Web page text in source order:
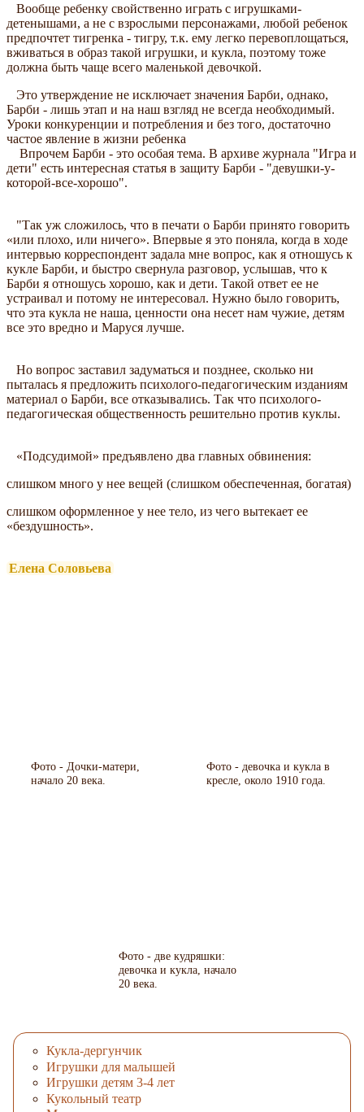
Вообще ребенку свойственно играть с игрушками-
детенышами, а не с взрослыми персонажами, любой ребенок
предпочтет тигренка - тигру, т.к. ему легко перевоплощаться,
вживаться в образ такой игрушки, и кукла, поэтому тоже
должна быть чаще всего маленькой девочкой.
Это утверждение не исключает значения Барби, однако,
Барби - лишь этап и на наш взгляд не всегда необходимый.
Уроки конкуренции и потребления и без того, достаточно
частое явление в жизни ребенка
Впрочем Барби - это особая тема. В архиве журнала "Игра и
дети" есть интересная статья в защиту Барби - "девушки-у-
которой-все-хорошо".
"Так уж сложилось, что в печати о Барби принято говорить
«или плохо, или ничего». Впервые я это поняла, когда в ходе
интервью корреспондент задала мне вопрос, как я отношусь к
кукле Барби, и быстро свернула разговор, услышав, что к
Барби я отношусь хорошо, как и дети. Такой ответ ее не
устраивал и потому не интересовал. Нужно было говорить,
что эта кукла не наша, ценности она несет нам чужие, детям
все это вредно и Маруся лучше.
Но вопрос заставил задуматься и позднее, сколько ни
пыталась я предложить психолого-педагогическим изданиям
материал о Барби, все отказывались. Так что психолого-
педагогическая общественность решительно против куклы.
«Подсудимой» предъявлено два главных обвинения:
слишком много у нее вещей (слишком обеспеченная, богатая)
слишком оформленное у нее тело, из чего вытекает ее
«бездушность».
Елена Соловьева
Фото - Дочки-матери,
начало 20 века.
Фото - девочка и кукла в
кресле, около 1910 года.
Фото - две кудряшки:
девочка и кукла, начало
20 века.
Кукла-дергунчик
Игрушки для малышей
Игрушки детям 3-4 лет
Кукольный театр